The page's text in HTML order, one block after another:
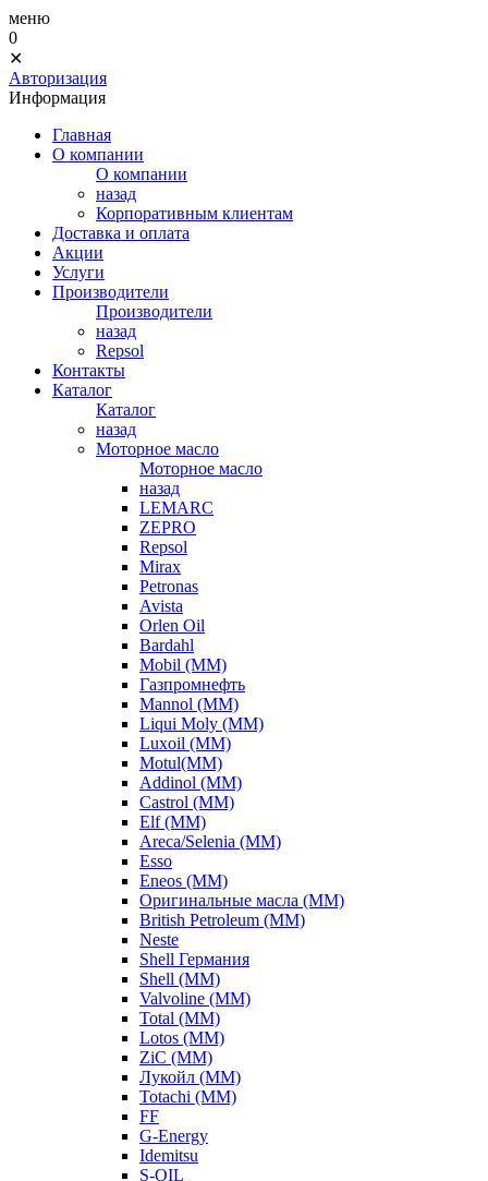
меню
0
✕
Авторизация
Информация
Главная
О компании
О компании
назад
Корпоративным клиентам
Доставка и оплата
Акции
Услуги
Производители
Производители
назад
Repsol
Контакты
Каталог
Каталог
назад
Моторное масло
Моторное масло
назад
LEMARC
ZEPRO
Repsol
Mirax
Petronas
Avista
Orlen Oil
Bardahl
Mobil (ММ)
Газпромнефть
Mannol (ММ)
Liqui Moly (ММ)
Luxoil (ММ)
Motul(ММ)
Addinol (ММ)
Castrol (ММ)
Elf (ММ)
Areca/Selenia (ММ)
Esso
Eneos (ММ)
Оригинальные масла (ММ)
British Petroleum (ММ)
Neste
Shell Германия
Shell (ММ)
Valvoline (ММ)
Total (ММ)
Lotos (ММ)
ZiC (ММ)
Лукойл (ММ)
Totachi (MM)
FF
G-Energy
Idemitsu
S-OIL